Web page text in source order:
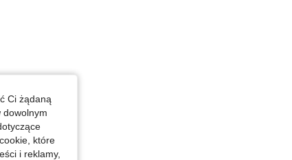
Ci żądaną
dowolnym
które
i reklamy,